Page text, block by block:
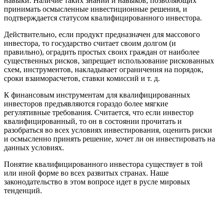
принимать осмысленные инвестиционные решения, и
подтверждается статусом квалифицированного инвестора.
Действительно, если продукт предназначен для массового
инвестора, то государство считает своим долгом (и
правильно), оградить простых своих граждан от наиболее
существенных рисков, запрещает использование рискованных
схем, инструментов, накладывает ограничения на порядок,
сроки взаиморасчетов, ставки комиссий и т. д.
К финансовым инструментам для квалифицированных
инвесторов предъявляются гораздо более мягкие
регулятивные требования. Считается, что если инвестор
квалифицированный, то он в состоянии прочитать и
разобраться во всех условиях инвестирования, оценить риски
и осмысленно принять решение, хочет ли он инвестировать на
данных условиях.
Понятие квалифицированного инвестора существует в той
или иной форме во всех развитых странах. Наше
законодательство в этом вопросе идет в русле мировых
тенденций.